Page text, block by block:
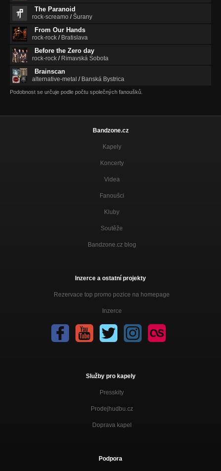
Don't Blame Yourself (Nothing's changed)
Nezařazeno
Your Truth (Nothing's changed)
Nezařazeno
The Paranoid
rock-screamo /Šurany
From Our Hands
rock-rock / Bratislava
Before the Zero day
rock-rock / Rimavská Sobota
Brainscan
alternative-metal / Banská Bystrica
Podobnost se určuje podle počtu společných fanoušků.
Bandzone.cz
Kapely
Koncerty
Videa
Fanoušci
Kluby
Soutěže
Bandzone.cz blog
Inzerce a ostatní projekty
Rezervace top promo pozice na homepage
Inzerce
Služby pro kapely
Presskity
Prodejhudbu.cz
Doprava kapel
Podpora